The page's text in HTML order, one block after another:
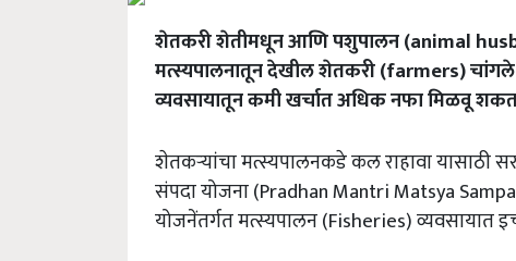
शेतकरी शेतीमधून आणि पशुपालन (animal
मत्स्यपालनातून देखील शेतकरी (farmers)
व्यवसायातून कमी खर्चात अधिक नफा मिळवू
शेतकऱ्यांचा मत्स्यपालनकडे कल राहावा यासाठी
संपदा योजना (Pradhan Mantri Matsya
योजनेंतर्गत मत्स्यपालन (Fisheries)